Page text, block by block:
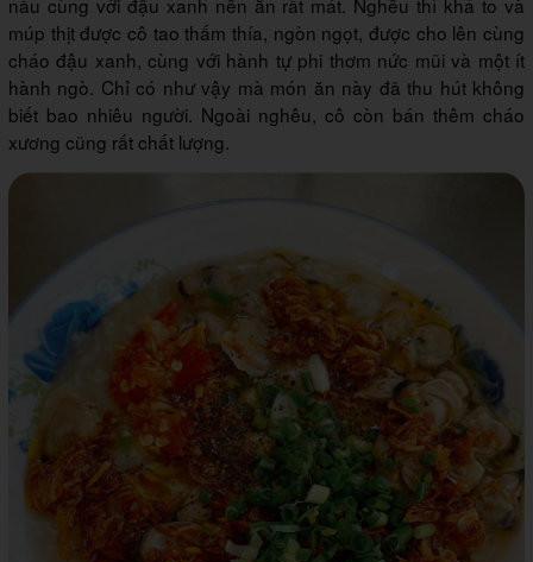
múp thịt được cô tao thấm thía, ngòn ngọt, được cho lên cùng
cháo đậu xanh, cùng với hành tự phi thơm nức mũi và một ít
hành ngò. Chỉ có như vậy mà món ăn này đã thu hút không
biết bao nhiêu người. Ngoài nghêu, cô còn bán thêm cháo
xương cũng rất chất lượng.